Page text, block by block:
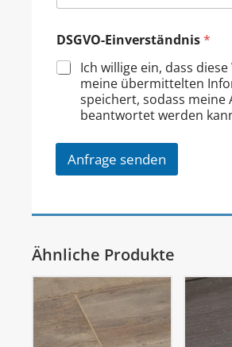
DSGVO-Einverständnis*
Ich willige ein, dass
meine übermittelten
speichert, sodass meine
beantwortet werden
Anfrage senden
Ähnliche Produkte